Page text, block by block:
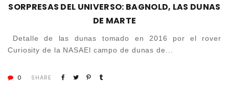
SORPRESAS DEL UNIVERSO: BAGNOLD, LAS DUNAS
DE MARTE
Detalle de las dunas tomado en 2016 por el rover
Curiosity de la NASAEl campo de dunas de...
0 SHARE